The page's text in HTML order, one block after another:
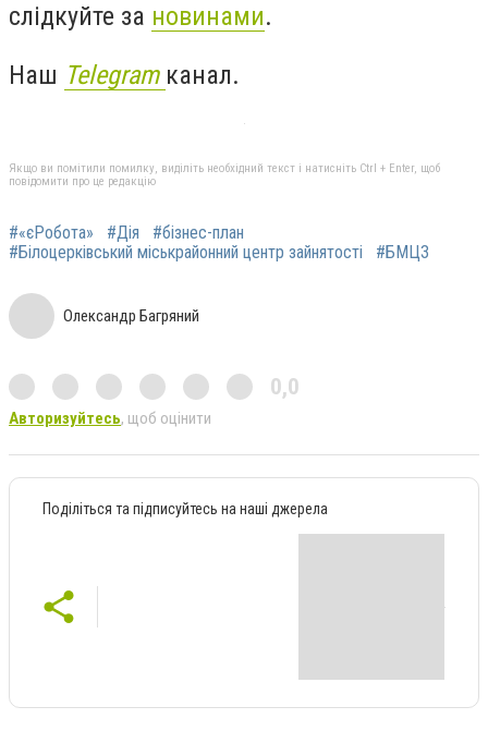
слідкуйте за новинами.
Наш Telegram канал.
Якщо ви помітили помилку, виділіть необхідний текст і натисніть Ctrl + Enter, щоб
повідомити про це редакцію
#«єРобота» #Дія
#бізнес-план
#Білоцерківський міськрайонний центр зайнятості
#БМЦЗ
Олександр Багряний
0,0
Авторизуйтесь, щоб оцінити
Поділіться та підписуйтесь на наші джерела